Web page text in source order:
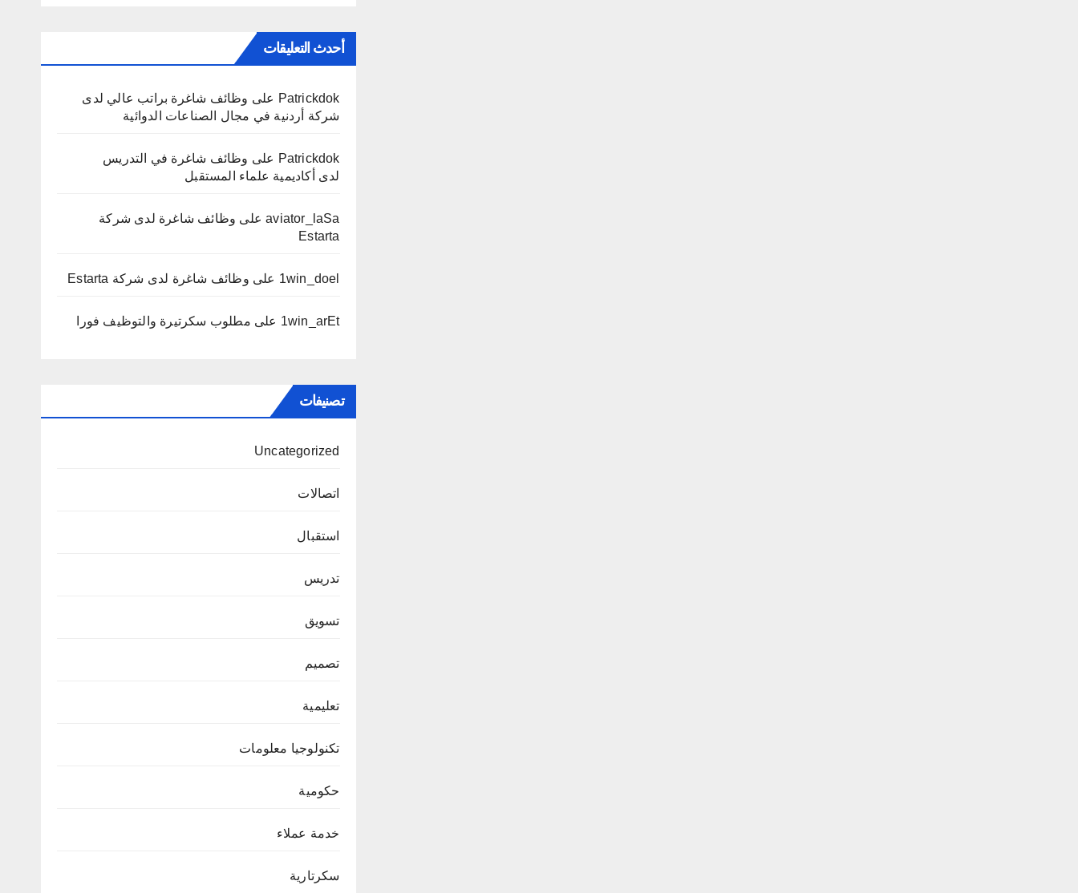
أحدث التعليقات
Patrickdok على وظائف شاغرة براتب عالي لدى
شركة أردنية في مجال الصناعات الدوائية
Patrickdok على وظائف شاغرة في التدريس
لدى أكاديمية علماء المستقبل
aviator_laSaعلى وظائف شاغرة لدى شركة
Estarta
1win_doel على وظائف شاغرة لدى شركة Estarta
1win_arEt على مطلوب سكرتيرة والتوظيف فورا
تصنيفات
Uncategorized
اتصالات
استقبال
تدريس
تسويق
تصميم
تعليمية
تكنولوجيا معلومات
حكومية
خدمة عملاء
سكرتارية